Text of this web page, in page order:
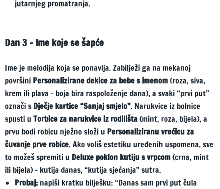
jutarnjeg promatranja.
Dan 3 – Ime koje se šapće
Ime je melodija koja se ponavlja. Zabilježi ga na mekanoj
površini Personalizirane dekice za bebe s imenom(roza, siva,
krem ili plava – boja bira raspoloženje dana), a svaki “prvi put”
označi s Dječje kartice “Sanjaj smjelo”. Narukvice iz bolnice
spusti u Torbice za narukvice iz rodilišta(mint, roza, bijela), a
prvu bodi robicu nježno složi u Personaliziranu vrećicu za
čuvanje prve robice. Ako voliš estetiku uređenih uspomena, sve
to možeš spremiti u Deluxe poklon kutiju s vrpcom(crna, mint
ili bijela) – kutija danas, “kutija sjećanja” sutra.
Probaj: napiši kratku bilješku: “Danas sam prvi put čula